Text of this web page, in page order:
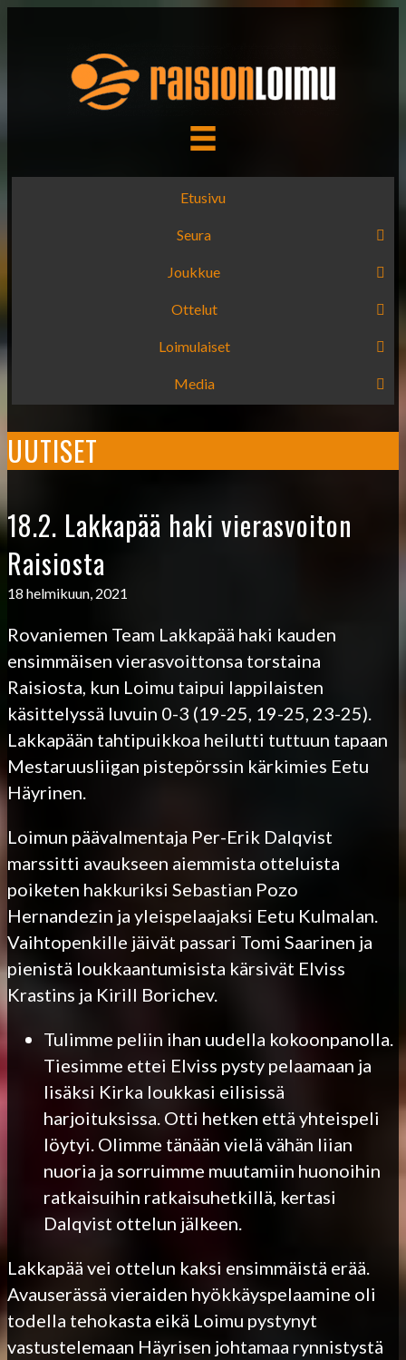
Etusivu
Seura
Joukkue
Ottelut
Loimulaiset
Media
UUTISET
18.2. Lakkapää haki vierasvoiton
Raisiosta
18 helmikuun, 2021
Rovaniemen Team Lakkapää haki kauden
ensimmäisen vierasvoittonsa torstaina
Raisiosta, kun Loimu taipui lappilaisten
käsittelyssä luvuin 0-3 (19-25, 19-25, 23-25).
Lakkapään tahtipuikkoa heilutti tuttuun tapaan
Mestaruusliigan pistepörssin kärkimies Eetu
Häyrinen.
Loimun päävalmentaja Per-Erik Dalqvist
marssitti avaukseen aiemmista otteluista
poiketen hakkuriksi Sebastian Pozo
Hernandezin ja yleispelaajaksi Eetu Kulmalan.
Vaihtopenkille jäivät passari Tomi Saarinen ja
pienistä loukkaantumisista kärsivät Elviss
Krastins ja Kirill Borichev.
Tulimme peliin ihan uudella kokoonpanolla.
Tiesimme ettei Elviss pysty pelaamaan ja
lisäksi Kirka loukkasi eilisissä
harjoituksissa. Otti hetken että yhteispeli
löytyi. Olimme tänään vielä vähän liian
nuoria ja sorruimme muutamiin huonoihin
ratkaisuihin ratkaisuhetkillä, kertasi
Dalqvist ottelun jälkeen.
Lakkapää vei ottelun kaksi ensimmäistä erää.
Avauserässä vieraiden hyökkäyspelaamine oli
todella tehokasta eikä Loimu pystynyt
vastustelemaan Häyrisen johtamaa rynnistystä